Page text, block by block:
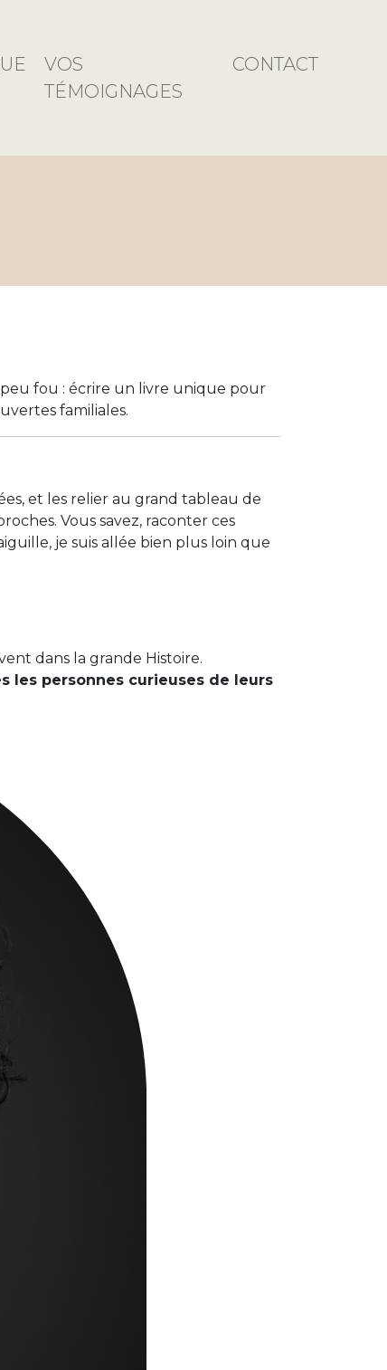
VOS
TÉMOIGNAGES
CONTACT
fou : écrire un livre unique pour
familiales.
et les relier au grand tableau de
Vous savez, raconter ces
je suis allée bien plus loin que
dans la grande Histoire.
les personnes curieuses de leurs